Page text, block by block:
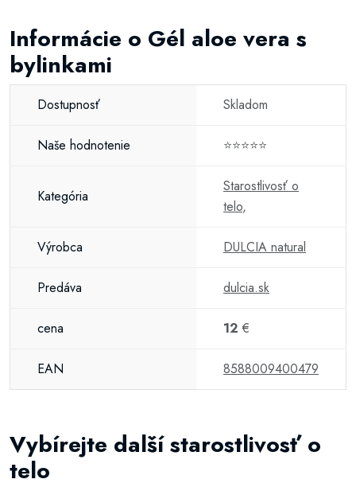
Informácie o Gél aloe vera s
bylinkami
Dostupnosť Skladom
Naše hodnotenie ⭐⭐⭐⭐⭐
Kategória
Starostlivosť o
telo,
Výrobca DULCIA natural
Predáva dulcia.sk
cena 12 €
EAN 8588009400479
Vybírejte další starostlivosť o
telo